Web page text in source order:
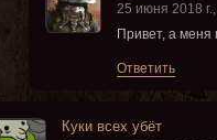
25 июня 2018
Привет, а меня
Ответить
Куки всех убёт